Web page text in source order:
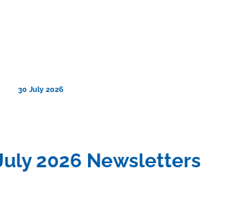
Familial
Province to Offer Public
30 July 2026
2026 Newsletters